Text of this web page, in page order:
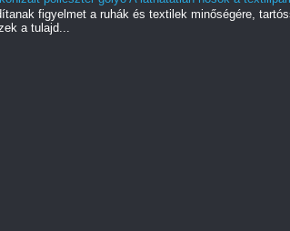
figyelmet a ruhák és textilek minőségére,
a tulajd...